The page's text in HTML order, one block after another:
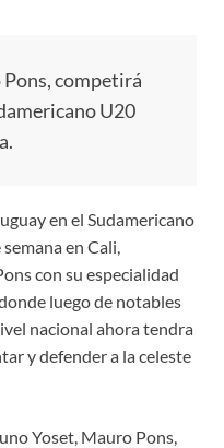
competirá
U20
en el Sudamericano
en Cali,
con su especialidad
luego de notables
nacional ahora tendra
y defender a la celeste
Yoset, Mauro Pons,